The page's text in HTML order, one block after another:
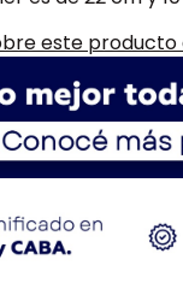
este producto